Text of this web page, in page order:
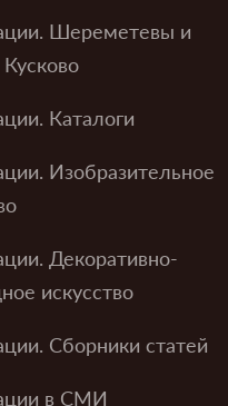
Шереметевы и
Каталоги
Изобразительное
Декоративно-
искусство
Сборники статей
в СМИ